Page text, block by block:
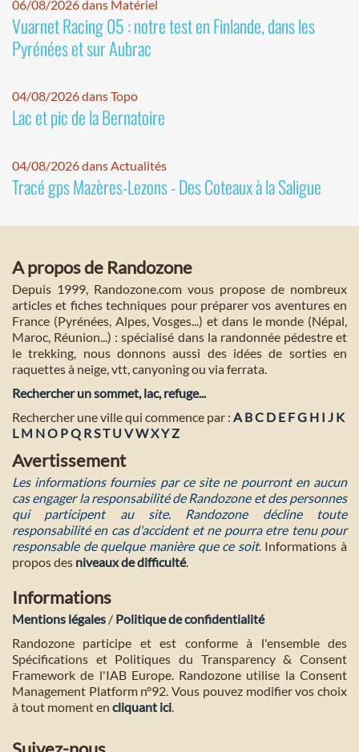
06/08/2026 dans Matériel
Vuarnet Racing 05 : notre test en Finlande, dans les
Pyrénées et sur Aubrac
04/08/2026 dans Topo
Lac et pic de la Bernatoire
04/08/2026 dans Actualités
Tracé gps Mazères-Lezons - Des Coteaux à la Saligue
A propos de Randozone
Depuis 1999, Randozone.com vous propose de nombreux
articles et fiches techniques pour préparer vos aventures en
France (Pyrénées, Alpes, Vosges...) et dans le monde (Népal,
Maroc, Réunion...) : spécialisé dans la randonnée pédestre et
le trekking, nous donnons aussi des idées de sorties en
raquettes à neige, vtt, canyoning ou via ferrata.
Rechercher un sommet, lac, refuge...
Rechercher une ville qui commence par : A BC D E FG H I J K
L M NO PQ RST U VWXYZ
Avertissement
Les informations fournies par ce site ne pourront en aucun
cas engager la responsabilité de Randozone et des personnes
qui participent au site. Randozone décline toute
responsabilité en cas d'accident et ne pourra etre tenu pour
responsable de quelque manière que ce soit. Informations à
propos des niveaux de difficulté.
Informations
Mentions légales / Politique de confidentialité
Randozone participe et est conforme à l'ensemble des
Spécifications et Politiques du Transparency & Consent
Framework de l'IAB Europe. Randozone utilise la Consent
Management Platform n°92. Vous pouvez modifier vos choix
à tout moment en cliquant ici.